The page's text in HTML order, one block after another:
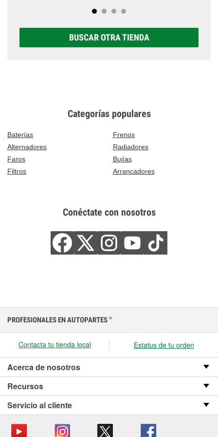
BUSCAR OTRA TIENDA
Categorías populares
Baterías
Frenos
Alternadores
Radiadores
Faros
Bujías
Filtros
Arrancadores
Conéctate con nosotros
PROFESIONALES EN AUTOPARTES ®
Contacta tu tienda local Estatus de tu orden
Acerca de nosotros
Recursos
Servicio al cliente